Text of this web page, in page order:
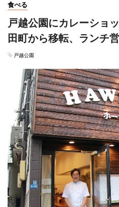
食べる
戸越公園にカレーショ
田町から移転、ランチ
戸越公園